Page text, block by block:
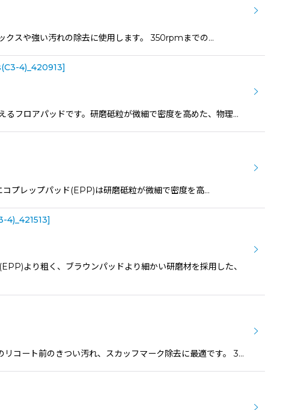
スや強い汚れの除去に使用します。 350rpmまでの…
4)_420913]
フロアパッドです。研磨砥粒が微細で密度を高めた、物理…
プレップパッド(EPP)は研磨砥粒が微細で密度を高…
4)_421513]
より粗く、ブラウンパッドより細かい研磨材を採用した、
コート前のきつい汚れ、スカッフマーク除去に最適です。 3…